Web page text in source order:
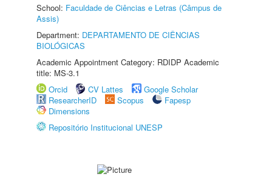
School: Faculdade de Ciências e Letras (Câmpus de
Assis)
Department: DEPARTAMENTO DE CIÊNCIAS
BIOLÓGICAS
Academic Appointment Category: RDIDP Academic
title: MS-3.1
Orcid
CV Lattes
Google Scholar
ResearcherID
Scopus
Fapesp
Dimensions
Repositório Institucional UNESP